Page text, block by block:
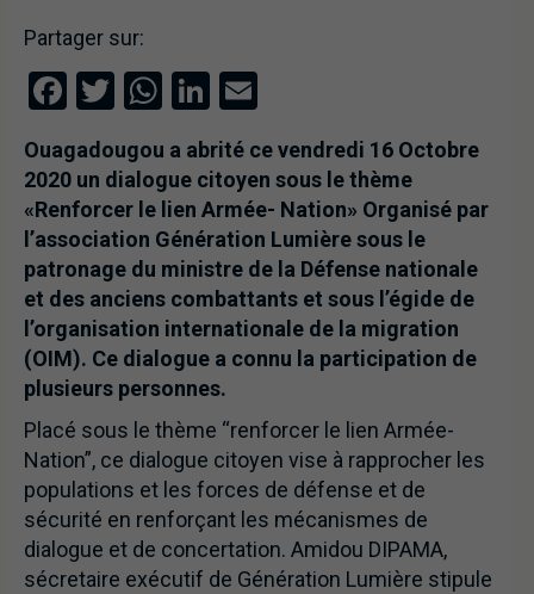
Partager sur:
Facebook
Twitter
WhatsApp
LinkedIn
Ouagadougou a abrité ce vendredi 16 Octobre
2020 un dialogue citoyen sous le thème
«Renforcer le lien Armée- Nation» Organisé par
l’association Génération Lumière sous le
patronage du ministre de la Défense nationale
et des anciens combattants et sous l’égide de
l’organisation internationale de la migration
(OIM). Ce dialogue a connu la participation de
plusieurs personnes.
Placé sous le thème “renforcer le lien Armée-
Nation”, ce dialogue citoyen vise à rapprocher les
populations et les forces de défense et de
sécurité en renforçant les mécanismes de
dialogue et de concertation. Amidou DIPAMA,
sécretaire exécutif de Génération Lumière stipule